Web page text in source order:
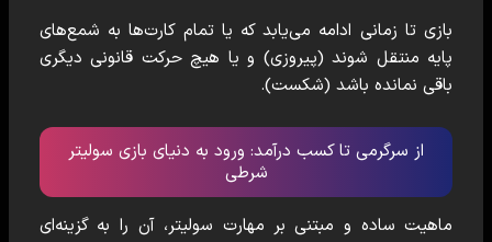
بازی تا زمانی ادامه می‌یابد که یا تمام کارت‌ها به شمع‌های
پایه منتقل شوند (پیروزی) و یا هیچ حرکت قانونی دیگری
باقی نمانده باشد (شکست).
از سرگرمی تا کسب درآمد: ورود به دنیای بازی سولیتر
شرطی
ماهیت ساده و مبتنی بر مهارت سولیتر، آن را به گزینه‌ای